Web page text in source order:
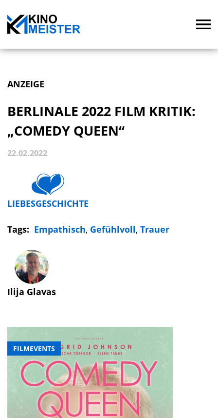
ANZEIGE
FILMEVENTS
BERLINALE 2022 FILM KRITIK:
„COMEDY QUEEN“
22.02.2022
LIEBESGESCHICHTE
Tags: Empathisch, Gefühlvoll, Trauer
Ilija Glavas